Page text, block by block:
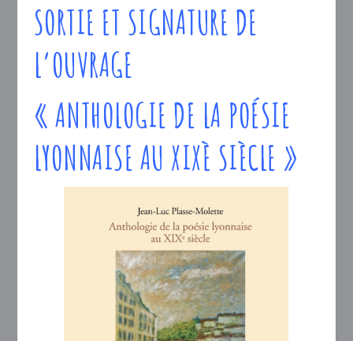
SORTIE ET SIGNATURE DE
L’OUVRAGE
« ANTHOLOGIE DE LA POÉSIE
LYONNAISE AU XIXÈ SIÈCLE »